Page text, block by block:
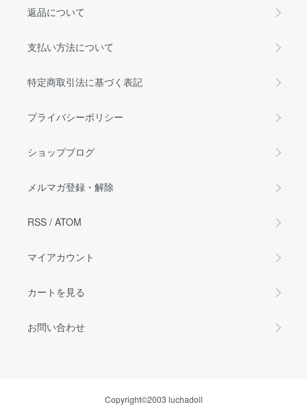
返品について
支払い方法について
特定商取引法に基づく表記
プライバシーポリシー
ショップブログ
メルマガ登録・解除
RSS / ATOM
マイアカウント
カートを見る
お問い合わせ
Copyright©2003 luchadoll